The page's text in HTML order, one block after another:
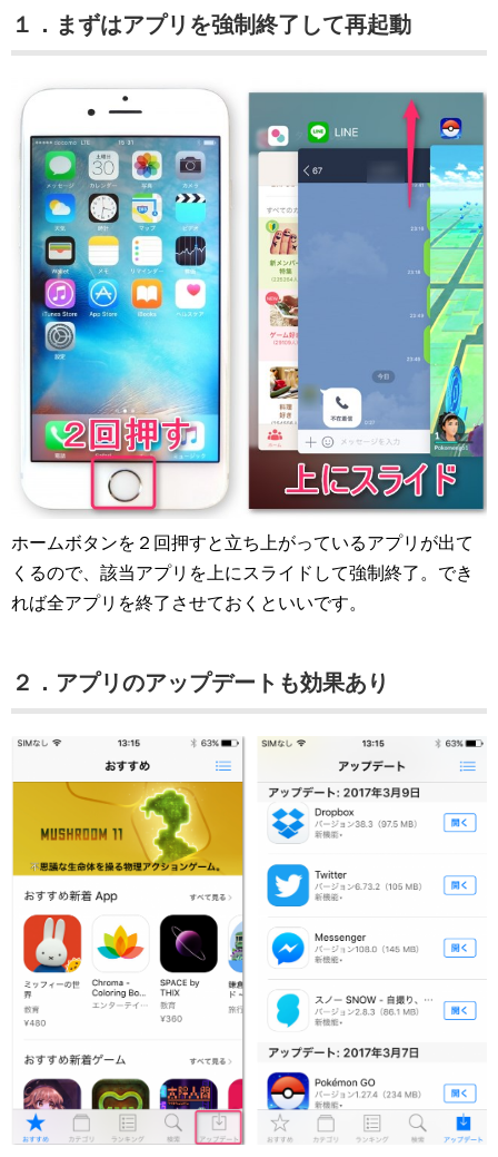
１．まずはアプリを強制終了して再起動
ホームボタンを２回押すと立ち上がっているアプリが出て
くるので、該当アプリを上にスライドして強制終了。でき
れば全アプリを終了させておくといいです。
２．アプリのアップデートも効果あり